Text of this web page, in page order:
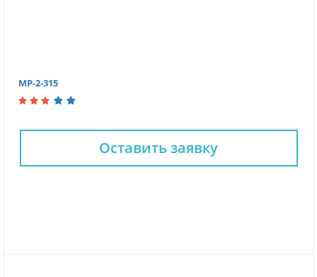
МР-2-315
Оставить заявку